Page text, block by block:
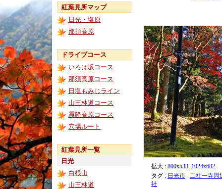
紅葉見所マップ
日光・塩原
那須高原
ドライブコース
いろは坂コース
那須高原コース
日塩もみじライン
山王林道コース
霧降高原コース
穴場ルート
紅葉見所一覧
日光
白根山
山王林道
拡大 : 800x533 1024x682
タグ : 日光市
二社一寺周
社